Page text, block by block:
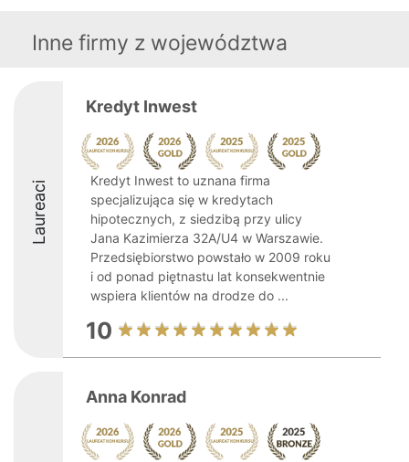
Inne firmy z województwa
Laureaci
Kredyt Inwest
Kredyt Inwest to uznana firma
specjalizująca się w kredytach
hipotecznych, z siedzibą przy ulicy
Jana Kazimierza 32A/U4 w Warszawie.
Przedsiębiorstwo powstało w 2009 roku
i od ponad piętnastu lat konsekwentnie
wspiera klientów na drodze do ...
10
Anna Konrad